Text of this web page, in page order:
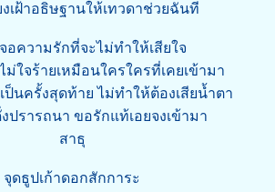
งเฝ้าอธิษฐานให้เทวดาช่วยฉันที
อความรักที่จะไม่ทำให้เสียใจ
ม่ใจร้ายเหมือนใครใครที่เคยเข้ามา
ป็นครั้งสุดท้าย ไม่ทำให้ต้องเสียน้ำตา
ปรารถนา ขอรักแท้เอยจงเข้ามา
สาธุ
จุดธูปเก้าดอกสักการะ